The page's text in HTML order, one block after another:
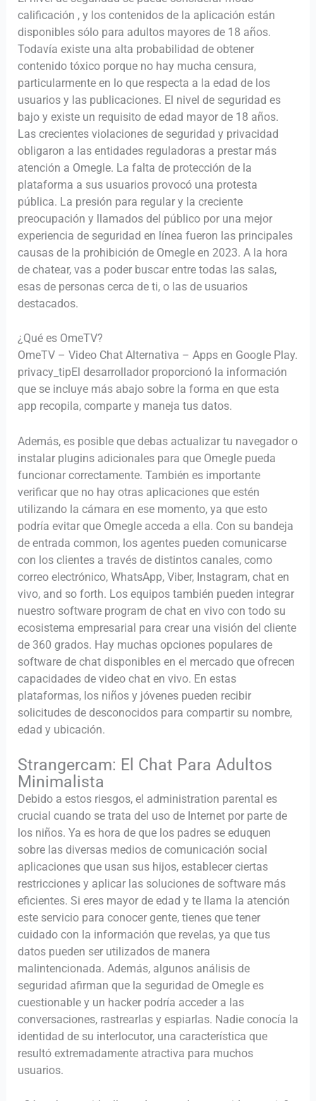
calificación , y los contenidos de la aplicación están
disponibles sólo para adultos mayores de 18 años.
Todavía existe una alta probabilidad de obtener
contenido tóxico porque no hay mucha censura,
particularmente en lo que respecta a la edad de los
usuarios y las publicaciones. El nivel de seguridad es
bajo y existe un requisito de edad mayor de 18 años.
Las crecientes violaciones de seguridad y privacidad
obligaron a las entidades reguladoras a prestar más
atención a Omegle. La falta de protección de la
plataforma a sus usuarios provocó una protesta
pública. La presión para regular y la creciente
preocupación y llamados del público por una mejor
experiencia de seguridad en línea fueron las principales
causas de la prohibición de Omegle en 2023. A la hora
de chatear, vas a poder buscar entre todas las salas,
esas de personas cerca de ti, o las de usuarios
destacados.
¿Qué es OmeTV?
OmeTV – Video Chat Alternativa – Apps en Google Play.
privacy_tipEl desarrollador proporcionó la información
que se incluye más abajo sobre la forma en que esta
app recopila, comparte y maneja tus datos.
Además, es posible que debas actualizar tu navegador o
instalar plugins adicionales para que Omegle pueda
funcionar correctamente. También es importante
verificar que no hay otras aplicaciones que estén
utilizando la cámara en ese momento, ya que esto
podría evitar que Omegle acceda a ella. Con su bandeja
de entrada common, los agentes pueden comunicarse
con los clientes a través de distintos canales, como
correo electrónico, WhatsApp, Viber, Instagram, chat en
vivo, and so forth. Los equipos también pueden integrar
nuestro software program de chat en vivo con todo su
ecosistema empresarial para crear una visión del cliente
de 360 grados. Hay muchas opciones populares de
software de chat disponibles en el mercado que ofrecen
capacidades de video chat en vivo. En estas
plataformas, los niños y jóvenes pueden recibir
solicitudes de desconocidos para compartir su nombre,
edad y ubicación.
Strangercam: El Chat Para Adultos
Minimalista
Debido a estos riesgos, el administration parental es
crucial cuando se trata del uso de Internet por parte de
los niños. Ya es hora de que los padres se eduquen
sobre las diversas medios de comunicación social
aplicaciones que usan sus hijos, establecer ciertas
restricciones y aplicar las soluciones de software más
eficientes. Si eres mayor de edad y te llama la atención
este servicio para conocer gente, tienes que tener
cuidado con la información que revelas, ya que tus
datos pueden ser utilizados de manera
malintencionada. Además, algunos análisis de
seguridad afirman que la seguridad de Omegle es
cuestionable y un hacker podría acceder a las
conversaciones, rastrearlas y espiarlas. Nadie conocía la
identidad de su interlocutor, una característica que
resultó extremadamente atractiva para muchos
usuarios.